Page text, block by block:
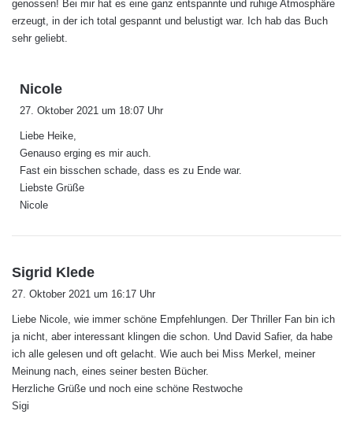
genossen! Bei mir hat es eine ganz entspannte und ruhige Atmosphäre
erzeugt, in der ich total gespannt und belustigt war. Ich hab das Buch
sehr geliebt.
Nicole
t
:
27. Oktober 2021 um 18:07 Uhr
Liebe Heike,
Genauso erging es mir auch.
Fast ein bisschen schade, dass es zu Ende war.
Liebste Grüße
Nicole
Sigrid Klede
t
:
27. Oktober 2021 um 16:17 Uhr
Liebe Nicole, wie immer schöne Empfehlungen. Der Thriller Fan bin ich
ja nicht, aber interessant klingen die schon. Und David Safier, da habe
ich alle gelesen und oft gelacht. Wie auch bei Miss Merkel, meiner
Meinung nach, eines seiner besten Bücher.
Herzliche Grüße und noch eine schöne Restwoche
Sigi